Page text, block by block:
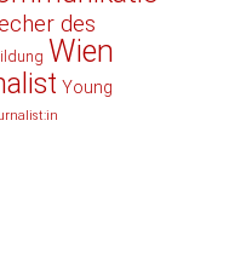
des
Wien
Young